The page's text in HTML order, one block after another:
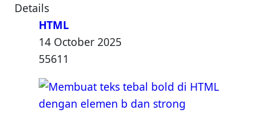
Details
HTML
14 October 2025
55611